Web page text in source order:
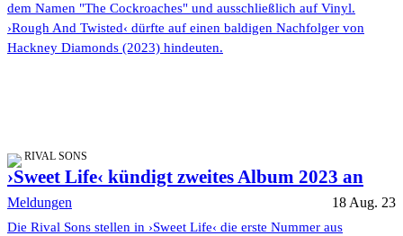
dem Namen "The Cockroaches" und ausschließlich auf Vinyl.
›Rough And Twisted‹ dürfte auf einen baldigen Nachfolger von
Hackney Diamonds (2023) hindeuten.
RIVAL SONS
›Sweet Life‹ kündigt zweites Album 2023 an
Meldungen 18 Aug. 23
Die Rival Sons stellen in ›Sweet Life‹ die erste Nummer aus